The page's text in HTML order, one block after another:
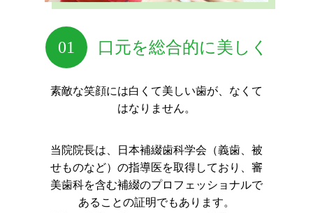
01 口元を総合的に美しく
素敵な笑顔には白くて美しい歯が、なくて
はなりません。
当院院長は、日本補綴歯科学会（義歯、被
せものなど）の指導医を取得しており、 審
美歯科を含む補綴のプロフェッショナルで
あることの証明でもあります。